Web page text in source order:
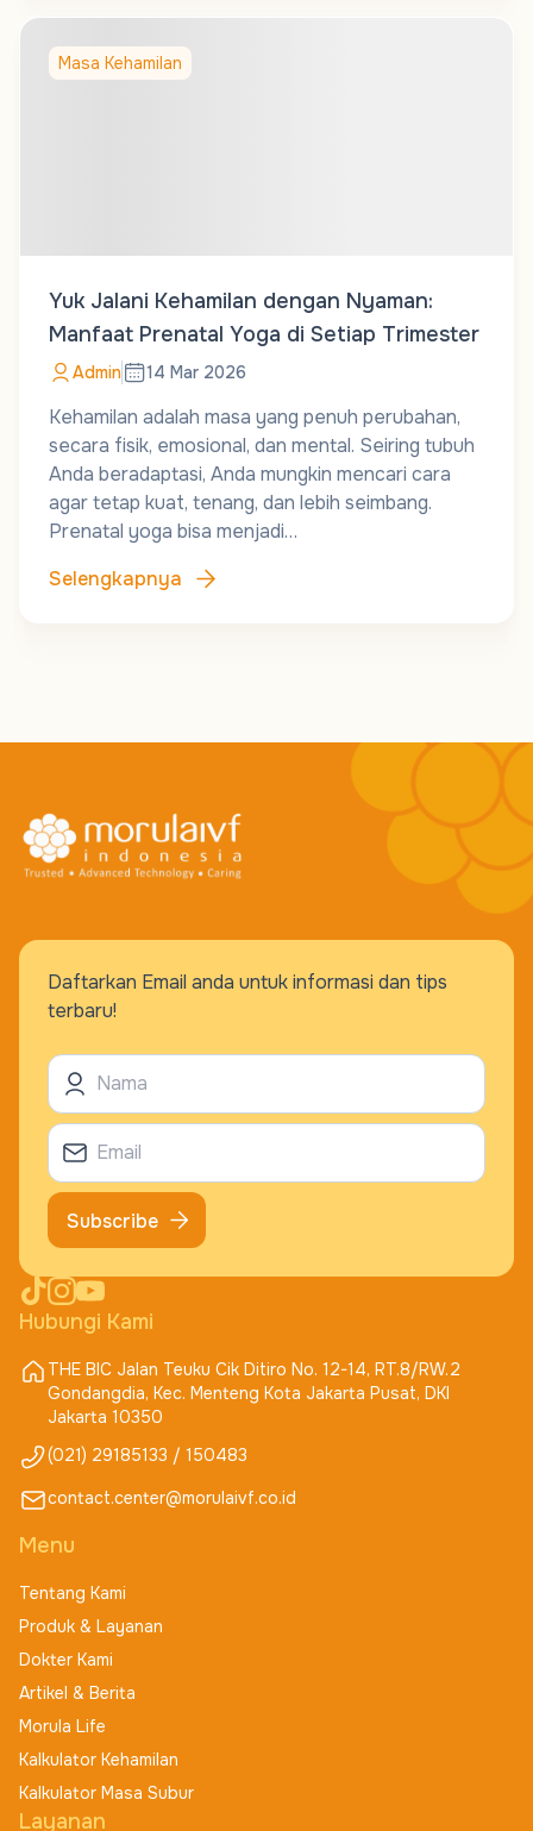
Masa Kehamilan
Yuk Jalani Kehamilan dengan Nyaman:
Manfaat Prenatal Yoga di Setiap Trimester
Admin 14 Mar 2026
Kehamilan adalah masa yang penuh perubahan,
secara fisik, emosional, dan mental. Seiring tubuh
Anda beradaptasi, Anda mungkin mencari cara
agar tetap kuat, tenang, dan lebih seimbang.
Prenatal yoga bisa menjadi…
Selengkapnya
Hubungi Kami
THE BIC Jalan Teuku Cik Ditiro No. 12-14, RT.8/RW.2
Gondangdia, Kec. Menteng Kota Jakarta Pusat, DKI
Jakarta 10350
(021) 29185133 / 150483
contact.center@morulaivf.co.id
Menu
Tentang Kami
Produk & Layanan
Dokter Kami
Artikel & Berita
Morula Life
Kalkulator Kehamilan
Kalkulator Masa Subur
Layanan
Daftarkan Email anda untuk informasi dan tips
terbaru!
Subscribe